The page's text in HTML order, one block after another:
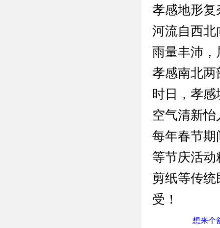
孝感地形复
河流自西北
雨量丰沛，
孝感南北两
时日，孝
空气清新
每年春节期
等节庆活
剪纸等传
受！
想来个